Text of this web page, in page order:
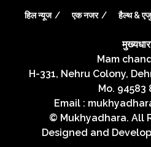
हिल न्यूज एक नजर हैल्थ &
Mam
H-331, Nehru Colony,
Mo. 94583
Email :
© Mukhyadhara. All
Designed and